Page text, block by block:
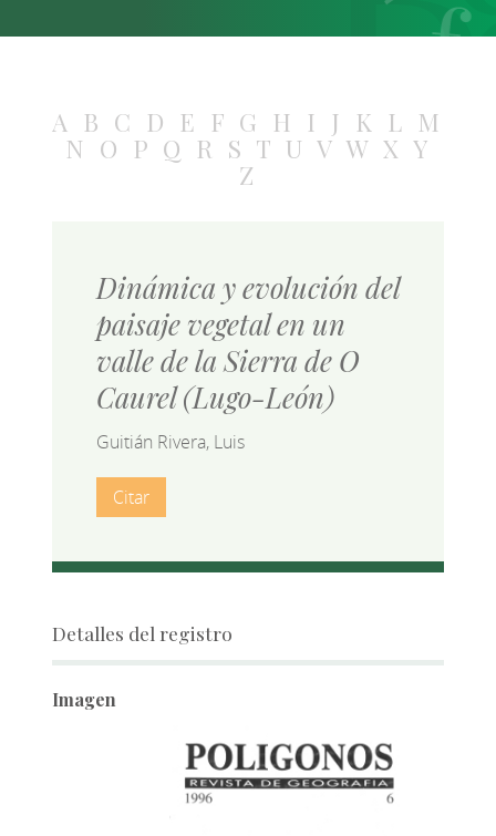
A B C D E F G H I J K L M
N O P Q R S T U V W X Y
Z
Dinámica y evolución del
paisaje vegetal en un
valle de la Sierra de O
Caurel (Lugo-León)
Guitián Rivera, Luis
Citar
Detalles del registro
Imagen